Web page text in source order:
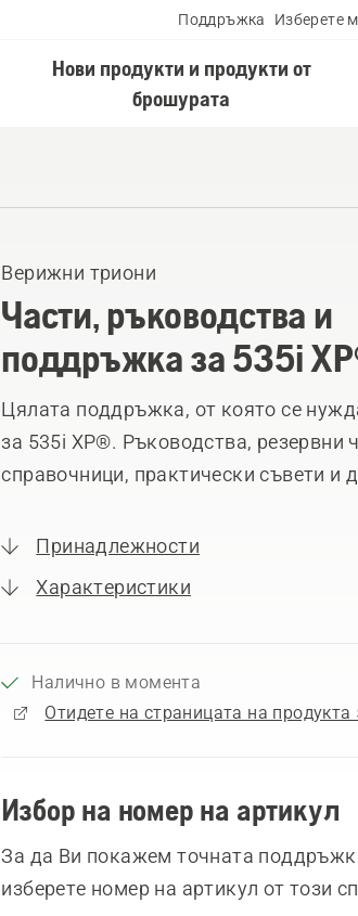
Поддръжка Изберете
Нови продукти и продукти от
брошурата
Верижни триони
Части, ръководства и
поддръжка за 535i
Цялата поддръжка, от която се
за 535i XP®. Ръководства, резервни
справочници, практически съвети и
Принадлежности
Характеристики
Налично в момента
Избор на номер на артикул
За да Ви покажем точната
изберете номер на артикул от този